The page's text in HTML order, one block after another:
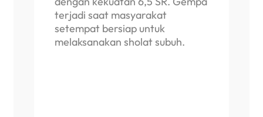
terjadi saat masyarakat
setempat bersiap untuk
melaksanakan sholat subuh.